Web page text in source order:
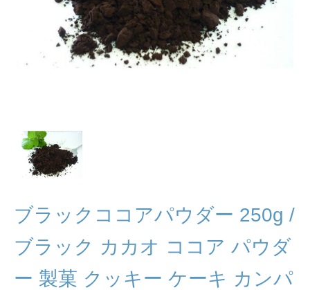
ブラックココアパウダー 250g /
ブラック カカオ ココア パウダ
ー 製菓 クッキー ケーキ カンパ